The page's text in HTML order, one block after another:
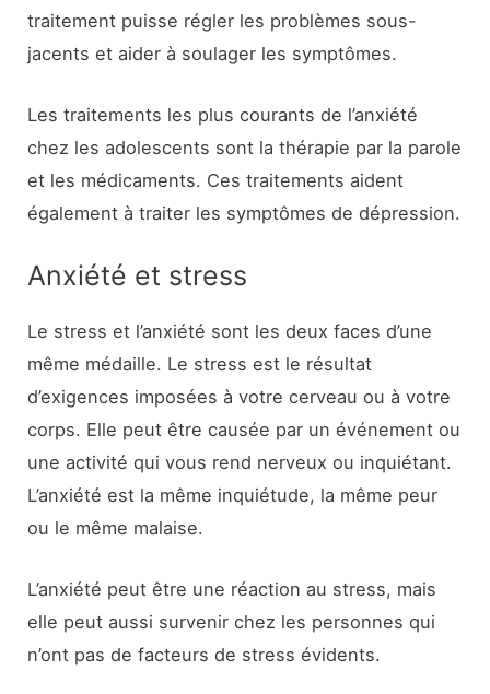
traitement puisse régler les problèmes sous-
jacents et aider à soulager les symptômes.
Les traitements les plus courants de l’anxiété
chez les adolescents sont la thérapie par la parole
et les médicaments. Ces traitements aident
également à traiter les symptômes de dépression.
Anxiété et stress
Le stress et l’anxiété sont les deux faces d’une
même médaille. Le stress est le résultat
d’exigences imposées à votre cerveau ou à votre
corps. Elle peut être causée par un événement ou
une activité qui vous rend nerveux ou inquiétant.
L’anxiété est la même inquiétude, la même peur
ou le même malaise.
L’anxiété peut être une réaction au stress, mais
elle peut aussi survenir chez les personnes qui
n’ont pas de facteurs de stress évidents.